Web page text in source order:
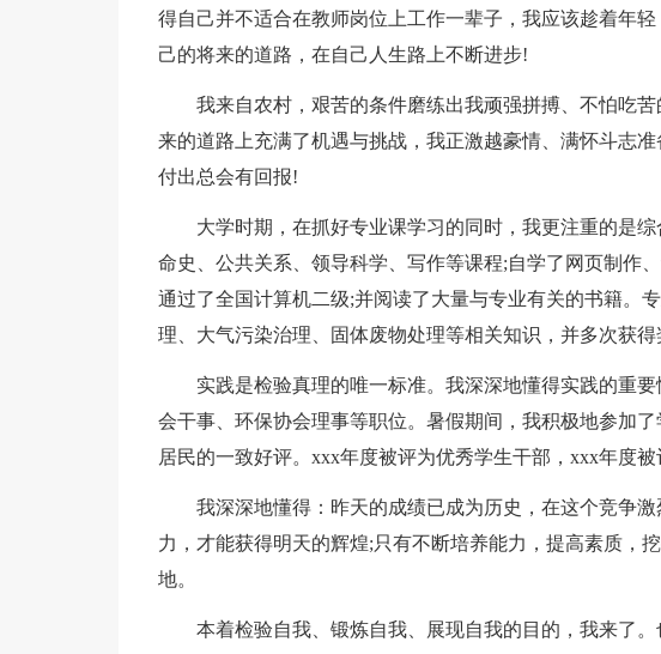
得自己并不适合在教师岗位上工作一辈子，我应该趁着年
己的将来的道路，在自己人生路上不断进步!
我来自农村，艰苦的条件磨练出我顽强拼搏、不怕吃
来的道路上充满了机遇与挑战，我正激越豪情、满怀斗志
付出总会有回报!
大学时期，在抓好专业课学习的同时，我更注重的是
命史、公共关系、领导科学、写作等课程;自学了网页制作
通过了全国计算机二级;并阅读了大量与专业有关的书籍。
理、大气污染治理、固体废物处理等相关知识，并多次获得
实践是检验真理的唯一标准。我深深地懂得实践的重
会干事、环保协会理事等职位。暑假期间，我积极地参加
居民的一致好评。xxx年度被评为优秀学生干部，xxx年度被
我深深地懂得：昨天的成绩已成为历史，在这个竞争
力，才能获得明天的辉煌;只有不断培养能力，提高素质，
地。
本着检验自我、锻炼自我、展现自我的目的，我来了